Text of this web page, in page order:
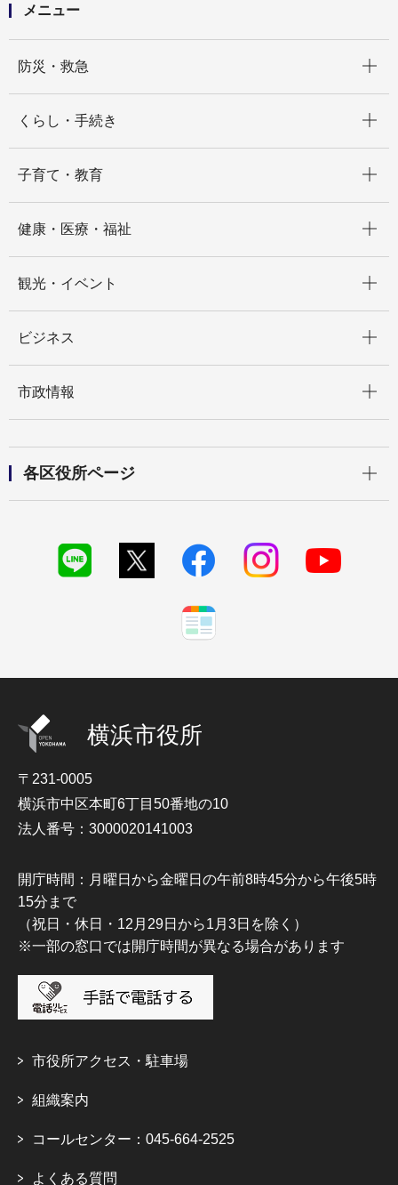
メニュー
防災・救急
くらし・手続き
子育て・教育
健康・医療・福祉
観光・イベント
ビジネス
市政情報
各区役所ページ
横浜市役所
〒231-0005
横浜市中区本町6丁目50番地の10
法人番号：3000020141003
開庁時間：月曜日から金曜日の午前8時45分から午後5時
15分まで
（祝日・休日・12月29日から1月3日を除く）
※一部の窓口では開庁時間が異なる場合があります
市役所アクセス・駐車場
組織案内
コールセンター：045-664-2525
よくある質問